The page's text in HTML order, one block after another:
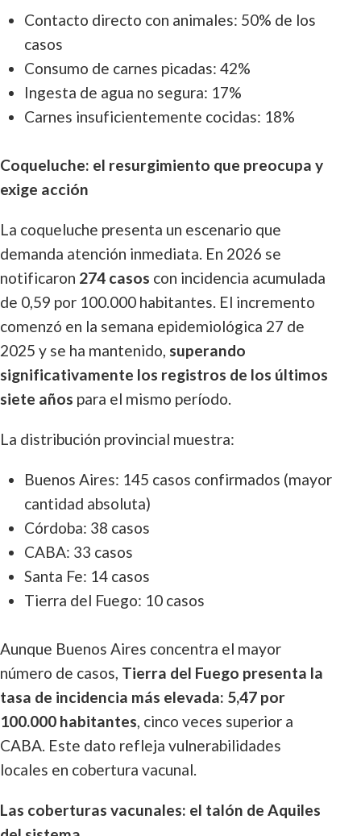
Contacto directo con animales: 50% de los
casos
Consumo de carnes picadas: 42%
Ingesta de agua no segura: 17%
Carnes insuficientemente cocidas: 18%
Coqueluche: el resurgimiento que preocupa y
exige acción
La coqueluche presenta un escenario que
demanda atención inmediata. En 2026 se
notificaron 274 casos con incidencia acumulada
de 0,59 por 100.000 habitantes. El incremento
comenzó en la semana epidemiológica 27 de
2025 y se ha mantenido, superando
significativamente los registros de los últimos
siete años para el mismo período.
La distribución provincial muestra:
Buenos Aires: 145 casos confirmados (mayor
cantidad absoluta)
Córdoba: 38 casos
CABA: 33 casos
Santa Fe: 14 casos
Tierra del Fuego: 10 casos
Aunque Buenos Aires concentra el mayor
número de casos, Tierra del Fuego presenta la
tasa de incidencia más elevada: 5,47 por
100.000 habitantes, cinco veces superior a
CABA. Este dato refleja vulnerabilidades
locales en cobertura vacunal.
Las coberturas vacunales: el talón de Aquiles